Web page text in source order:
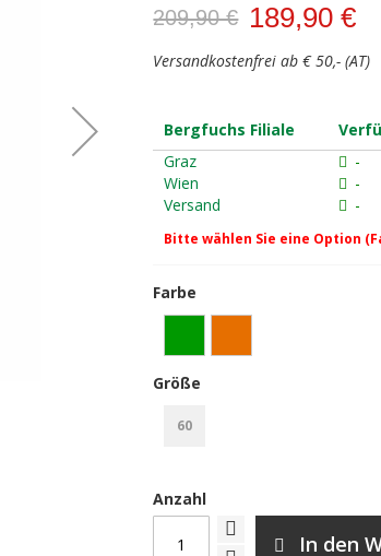
209,90 € 189,90 €
Versandkostenfrei ab € 50,- (AT)
Bergfuchs Filiale
Graz
-
Wien
-
Versand
-
Bitte wählen Sie eine Option
Farbe
Größe
60
Anzahl
In den